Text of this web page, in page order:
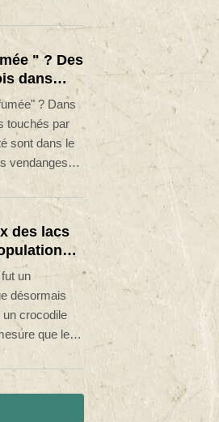
chez eux
" ? Des
dans
le ? Dans
touchés par
sont dans le
vendanges
de ne
leur
des lacs
à
un
désormais
un crocodile
que les
au Kenya,
les terres,
se
des